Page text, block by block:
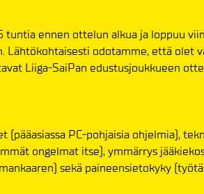
tuntia ennen ottelun alkua ja loppuu
Lähtökohtaisesti odotamme, että olet
Liiga-SaiPan edustusjoukkueen
(pääasiassa PC-pohjaisia ohjelmia),
ongelmat itse), ymmärrys
sekä paineensietokyky